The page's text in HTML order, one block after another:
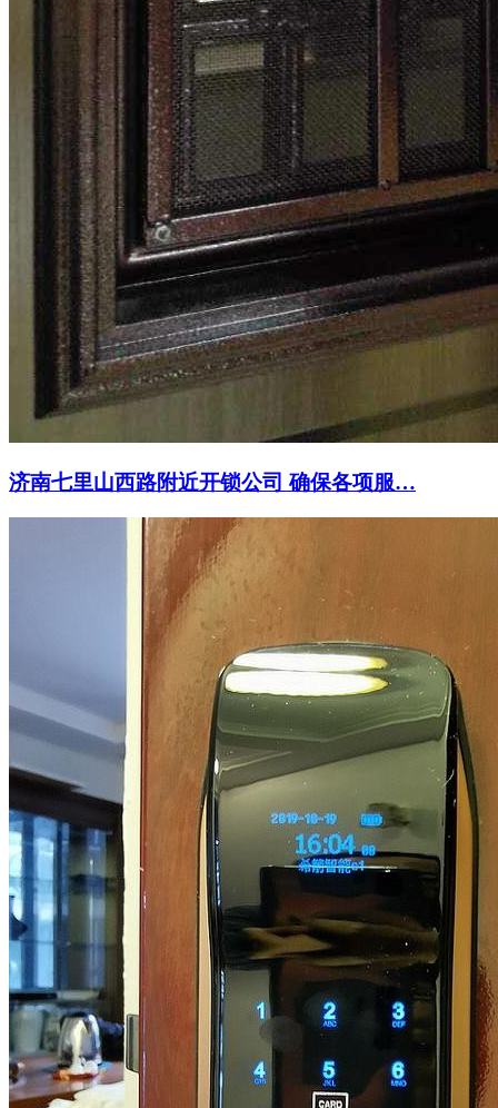
济南七里山西路附近开锁公司 确保各项服…